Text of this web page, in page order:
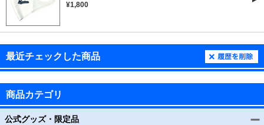
¥1,800
最近チェックした商品
商品カテゴリ
公式グッズ・限定品